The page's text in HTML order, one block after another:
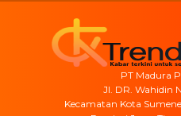
PT Madura
Jl. DR. Wahidin
Kecamatan Kota